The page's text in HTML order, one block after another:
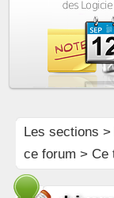
Les sections >
ce forum > Ce